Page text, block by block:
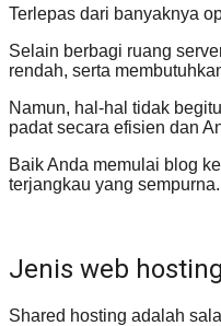
Terlepas dari banyaknya
Selain berbagi ruang
rendah, serta
Namun, hal-hal tidak
padat secara efisien dan
Baik Anda memulai blog
terjangkau yang sempurna.
Jenis web
Shared hosting adalah